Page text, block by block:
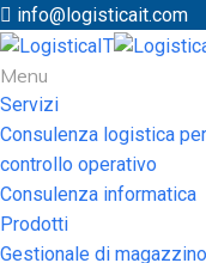
info@logisticait.com
Menu
Servizi
Consulenza logistica
controllo operativo
Consulenza informatica
Prodotti
Gestionale di magazzino